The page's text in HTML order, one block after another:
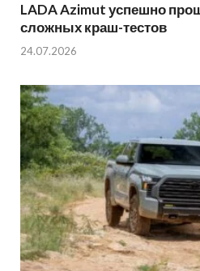
LADA Azimut успешно
сложных краш-тестов
24.07.2026